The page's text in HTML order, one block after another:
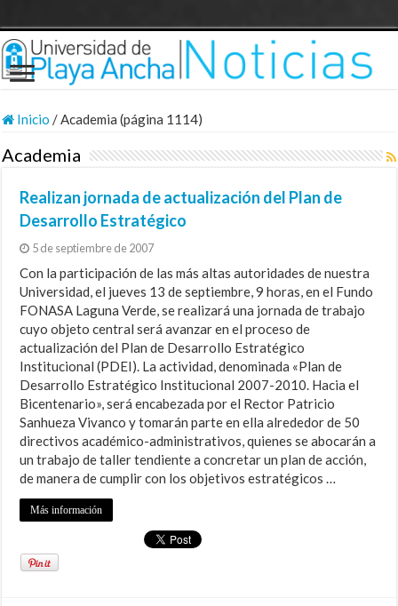
Inicio /Academia (página 1114)
Academia
Realizan jornada de actualización del Plan de
Desarrollo Estratégico
5 de septiembre de 2007
Con la participación de las más altas autoridades de nuestra
Universidad, el jueves 13 de septiembre, 9 horas, en el Fundo
FONASA Laguna Verde, se realizará una jornada de trabajo
cuyo objeto central será avanzar en el proceso de
actualización del Plan de Desarrollo Estratégico
Institucional (PDEI). La actividad, denominada «Plan de
Desarrollo Estratégico Institucional 2007-2010. Hacia el
Bicentenario», será encabezada por el Rector Patricio
Sanhueza Vivanco y tomarán parte en ella alrededor de 50
directivos académico-administrativos, quienes se abocarán a
un trabajo de taller tendiente a concretar un plan de acción,
de manera de cumplir con los objetivos estratégicos …
Más información